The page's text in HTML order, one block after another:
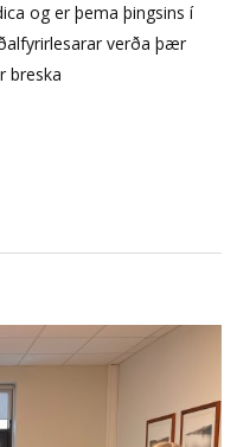
og er þema þingsins í
verða þær
breska